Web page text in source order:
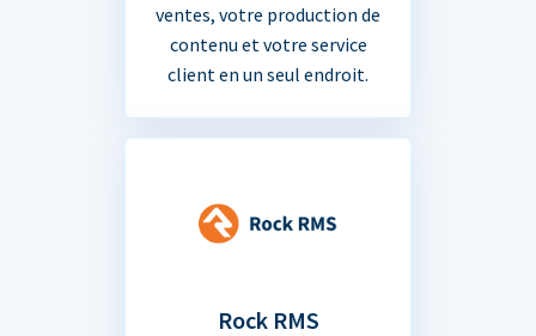
ventes, votre production de
contenu et votre service
client en un seul endroit.
Rock RMS